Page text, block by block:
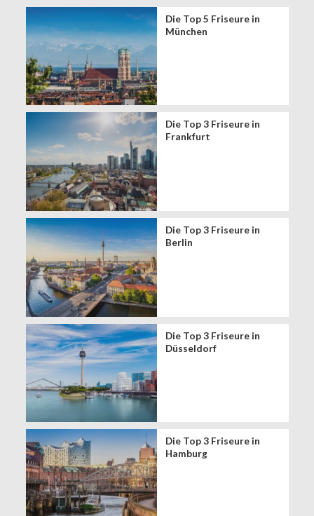
Die Top 5 Friseure in
München
Die Top 3 Friseure in
Frankfurt
Die Top 3 Friseure in
Berlin
Die Top 3 Friseure in
Düsseldorf
Die Top 3 Friseure in
Hamburg